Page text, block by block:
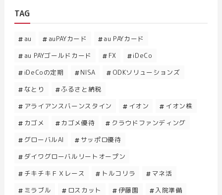
TAG
au auPAYカード
au PAYカード
au PAYゴールドカード
FX
iDeCo
iDeCoの定期
NISA
ODKソリューションズ
なとり
ふるさと納税
アライアンスバーンスタイン
イオン
イオン株
カゴメ
カゴメ優待
クラウドファンディング
グローバルAI
サッポロ優待
ダイワグローバルリートオープン
チキチキＦＸレース
トルコリラ
マネ活
ミラブル
ロスカット 伊藤園
入院準備